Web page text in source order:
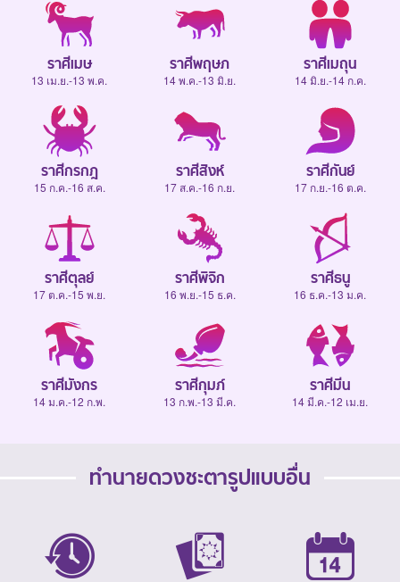
ราศีเมษ
13 เม.ย.-13 พ.ค.
ราศีพฤษภ
14 พ.ค.-13 มิ.ย.
ราศีเมถุน
14 มิ.ย.-14 ก.ค.
ราศีกรกฎ
15 ก.ค.-16 ส.ค.
ราศีสิงห์
17 ส.ค.-16 ก.ย.
ราศีกันย์
17 ก.ย.-16 ต.ค.
ราศีตุลย์
17 ต.ค.-15 พ.ย.
ราศีพิจิก
16 พ.ย.-15 ธ.ค.
ราศีธนู
16 ธ.ค.-13 ม.ค.
ราศีมังกร
14 ม.ค.-12 ก.พ.
ราศีกุมภ์
13 ก.พ.-13 มี.ค.
ราศีมีน
14 มี.ค.-12 เม.ย.
ทำนายดวงชะตารูปแบบอื่น